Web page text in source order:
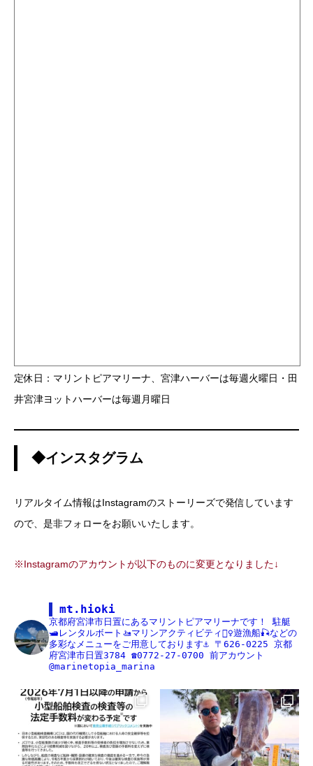
定休日：マリントピアマリーナ、宮津ハーバーは毎週火曜日・田
井宮津ヨットハーバーは毎週月曜日
◆インスタグラム
リアルタイム情報はInstagramのストーリーズで発信しています
ので、是非フォローをお願いいたします。
※Instagramのアカウントが以下のものに変更となりました↓
mt.hioki
京都府宮津市日置にあるマリントピアマリーナです！
駐艇
🛥レンタルボート🚤マリンアクティビティ🏄‍♀️遊漁船🎣などの
多彩なメニューをご用意しております⚓️ 〒626-0225 京都
府宮津市日置3784 ☎️0772-27-0700 前アカウント
@marinetopia_marina